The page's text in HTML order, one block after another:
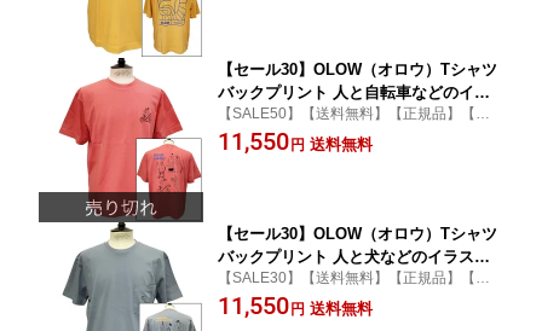
【セール30】OLOW（オロウ）Tシャツ
バックプリント 人と自転車などのイラ
スト OL612002-30 ピンク ローズ オー
ガニックコットン100% ゆったりシルエ
【SALE50】【送料無料】【正規品】【カ
ジュアル】【tシャツ】【オーガニック】
【男女兼用】【Cáit McEniff】
11,550 円 送料無料
【セール30】OLOW（オロウ）Tシャツ
バックプリント 人と犬などのイラスト
OL612002-81 ブルーグレー オーガニッ
クコットン100% ゆったりシルエット
【SALE30】【送料無料】【正規品】【カ
ジュアル】【tシャツ】【オーガニック】
【男女兼用】【Cáit McEniff】
11,550 円 送料無料